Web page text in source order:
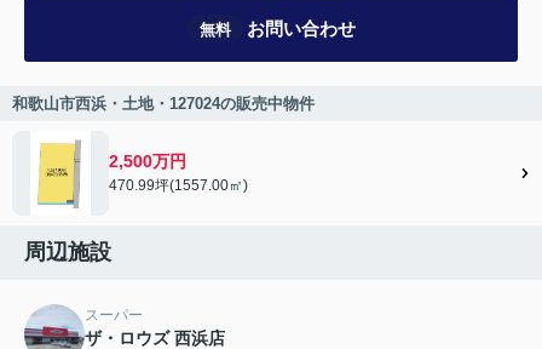
無料 お問い合わせ
和歌山市西浜・土地・127024の販売中物件
2,500万円
470.99坪(1557.00㎡)
周辺施設
スーパー
ザ・ロウズ 西浜店